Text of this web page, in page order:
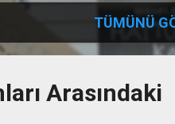
TÜMÜNÜ
Arasındaki